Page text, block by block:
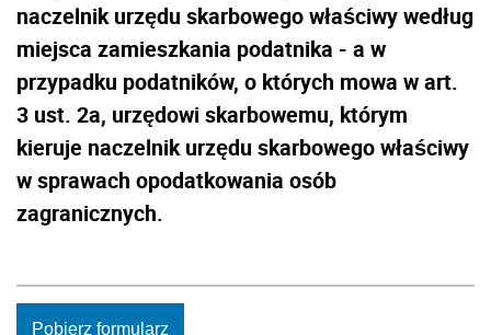
naczelnik urzędu skarbowego właściwy według
miejsca zamieszkania podatnika - a w
przypadku podatników, o których mowa w art.
3 ust. 2a, urzędowi skarbowemu, którym
kieruje naczelnik urzędu skarbowego właściwy
w sprawach opodatkowania osób
zagranicznych.
Pobierz formularz